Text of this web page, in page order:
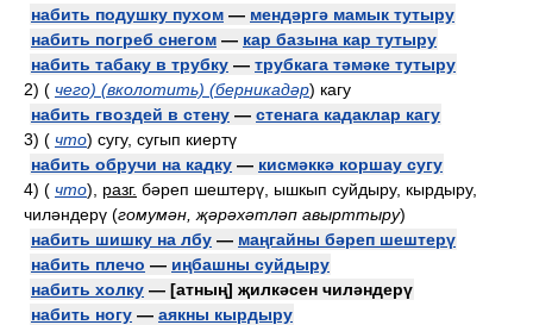
набить подушку пухом — мендәргә мамык тутыру
набить погреб снегом — кар базына кар тутыру
набить табаку в трубку — трубкага тәмәке тутыру
2) ( чего) (вколотить) (берникадәр) кагу
набить гвоздей в стену — стенага кадаклар кагу
3) ( что) сугу, сугып киертү
набить обручи на кадку — кисмәккә коршау сугу
4) ( что) разг. бәреп шештерү, ышкып суйдыру, кырдыру,
чиләндерү (гомумән, җәрәхәтләп авырттыру)
набить шишку на лбу — маңгайны бәреп шештерү
набить плечо — иңбашны суйдыру
набить холку — [атның] җилкәсен чиләндерү
набить ногу — аякны кырдыру